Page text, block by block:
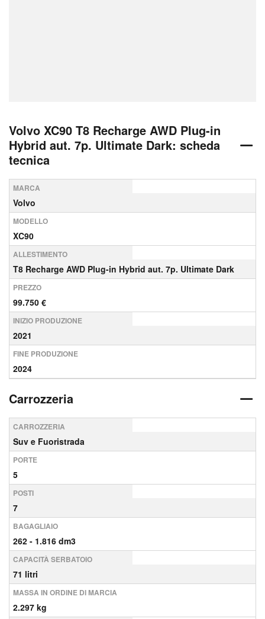
Volvo XC90 T8 Recharge AWD Plug-in
Hybrid aut. 7p. Ultimate Dark: scheda
tecnica
MARCA
Volvo
MODELLO
XC90
ALLESTIMENTO
T8 Recharge AWD Plug-in Hybrid aut. 7p. Ultimate Dark
PREZZO
99.750 €
INIZIO PRODUZIONE
2021
FINE PRODUZIONE
2024
Carrozzeria
CARROZZERIA
Suv e Fuoristrada
PORTE
5
POSTI
7
BAGAGLIAIO
262 - 1.816 dm3
CAPACITÀ SERBATOIO
71 litri
MASSA IN ORDINE DI MARCIA
2.297 kg